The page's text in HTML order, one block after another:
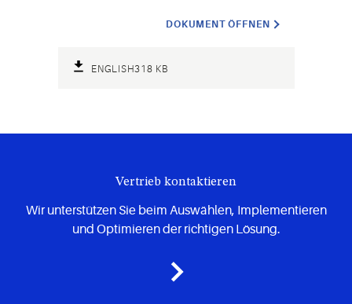
DOKUMENT ÖFFNEN
ENGLISH318 KB
Vertrieb kontaktieren
Wir unterstützen Sie beim Auswählen, Implementieren
und Optimieren der richtigen Lösung.